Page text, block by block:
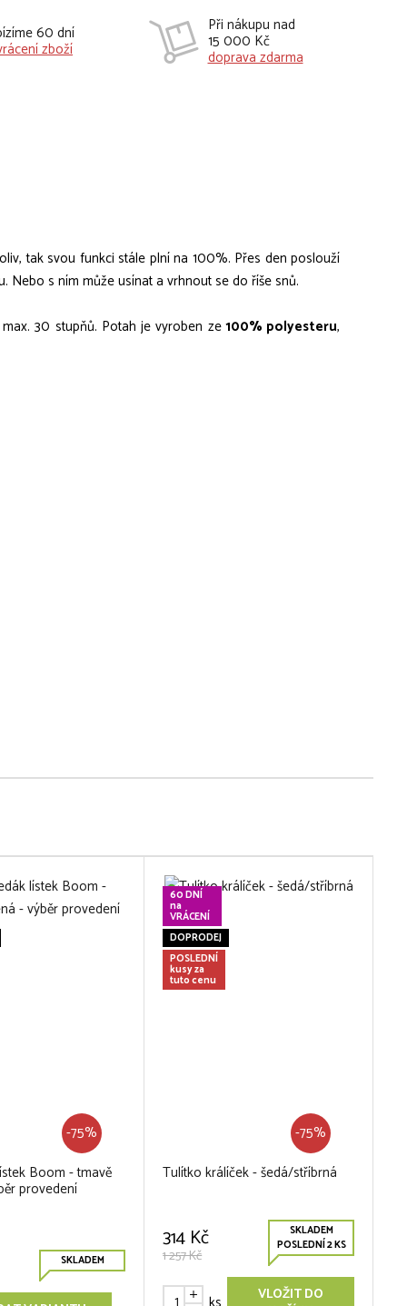
60 dní
zboží
Při nákupu nad
15 000 Kč
doprava zdarma
tak svou funkci stále plní na 100%. Přes den poslouží
Nebo s ním může usínat a vrhnout se do říše snů.
30 stupňů. Potah je vyroben ze100% polyesteru,
-75%
Boom - tmavě
provedení
SKLADEM
60 DNÍ
na
VRÁCENÍ
DOPRODEJ
POSLEDNÍ
kusy za
tuto cenu
-75%
Tulítko králíček - šedá/stříbrná
314 Kč
1 257 Kč
SKLADEM
POSLEDNÍ 2 KS
VLOŽIT DO